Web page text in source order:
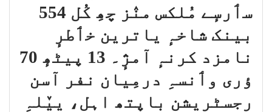
سٲرسٕے مُلکس منٛز چھِ کُل 554
بینک شاخہٕ یاترین خٲطرٕ
نامزد کرنہٕ آمژٕ۔ 13 پیٹھٕ 70
ؤری وٲنسہِ درمِیان نفر آسن
رجسٹریشن باپتھ اہل، ییٚلہِ